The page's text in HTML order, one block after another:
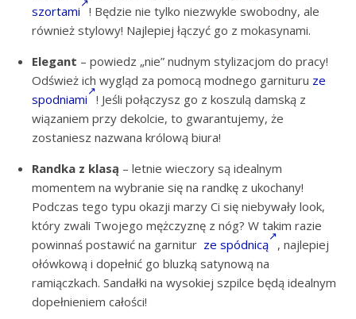
szortami ! Będzie nie tylko niezwykle swobodny, ale
również stylowy! Najlepiej łączyć go z mokasynami.
Elegant – powiedz „nie” nudnym stylizacjom do pracy!
Odśwież ich wygląd za pomocą modnego garnituru ze
spodniami ! Jeśli połączysz go z koszulą damską z
wiązaniem przy dekolcie, to gwarantujemy, że
zostaniesz nazwana królową biura!
Randka z klasą – letnie wieczory są idealnym
momentem na wybranie się na randkę z ukochany!
Podczas tego typu okazji marzy Ci się niebywały look,
który zwali Twojego mężczyznę z nóg? W takim razie
powinnaś postawić na garnitur ze spódnicą , najlepiej
ołówkową i dopełnić go bluzką satynową na
ramiączkach. Sandałki na wysokiej szpilce będą idealnym
dopełnieniem całości!